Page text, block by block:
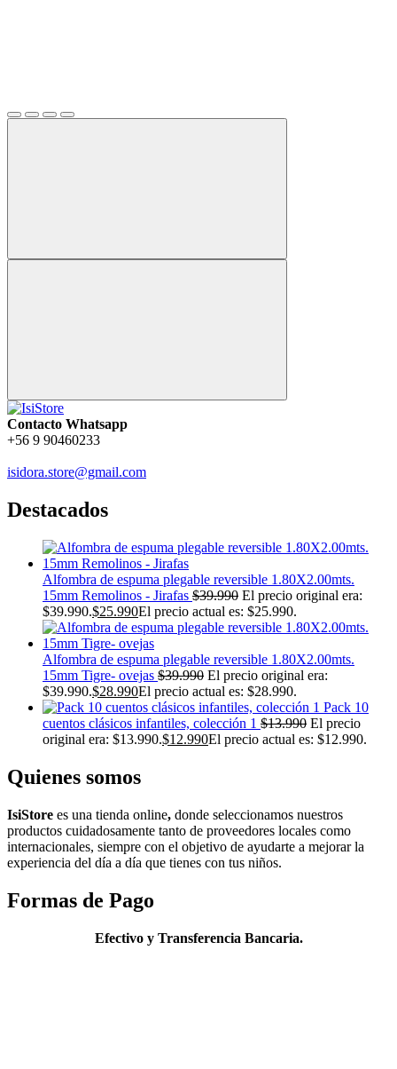
Contacto Whatsapp
+56 9 90460233
isidora.store@gmail.com
Destacados
Alfombra de espuma plegable reversible 1.80X2.00mts.
15mm Remolinos - Jirafas $39.990 El precio original era:
$39.990.$25.990El precio actual es: $25.990.
Alfombra de espuma plegable reversible 1.80X2.00mts.
15mm Tigre- ovejas $39.990 El precio original era:
$39.990.$28.990El precio actual es: $28.990.
Pack 10
cuentos clásicos infantiles, colección 1 $13.990 El precio
original era: $13.990.$12.990El precio actual es: $12.990.
Quienes somos
IsiStore es una tienda online, donde seleccionamos nuestros
productos cuidadosamente tanto de proveedores locales como
internacionales, siempre con el objetivo de ayudarte a mejorar la
experiencia del día a día que tienes con tus niños.
Formas de Pago
Efectivo y Transferencia Bancaria.